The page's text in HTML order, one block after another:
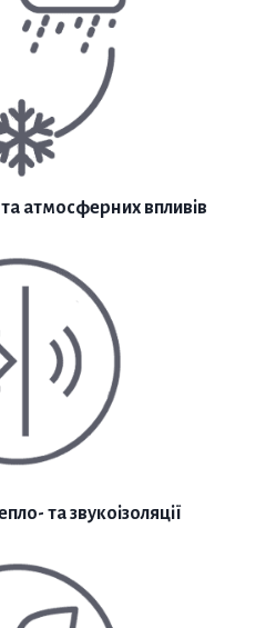
та атмосферних впливів
та звукоізоляції